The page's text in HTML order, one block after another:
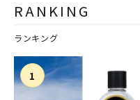
RANKING
ランキング